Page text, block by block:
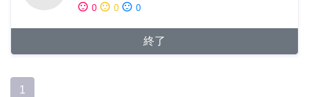
sentiment_satisfied 0 sentiment_neutral 0 sentiment_dissatisfied 0
終了
1